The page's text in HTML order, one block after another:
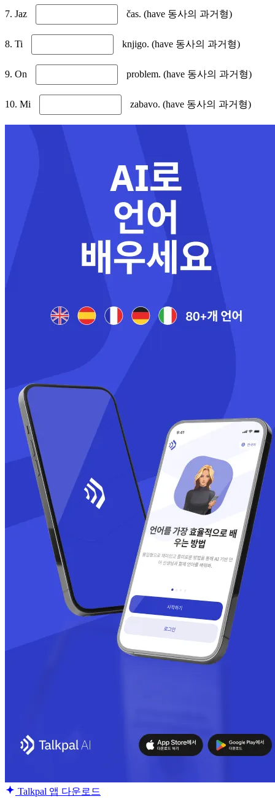
7. Jaz čas. (have 동사의 과거형)
8. Ti knjigo. (have 동사의 과거형)
9. On problem. (have 동사의 과거형)
10. Mi zabavo. (have 동사의 과거형)
Talkpal 앱 다운로드